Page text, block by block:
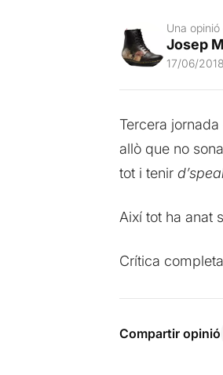
Una opinió
Josep
17/06/2018
Tercera
allò que no
tot i tenir
Així tot ha anat
Crítica
Compartir opinió